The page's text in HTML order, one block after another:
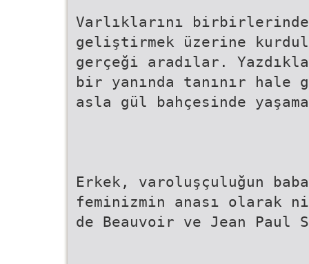
Varlıklarını
geliştirmek üzerine
gerçeği aradılar.
bir yanında tanınır hale
asla gül bahçesinde
Erkek, varoluşçuluğun
feminizmin anası olarak
de Beauvoir ve Jean Paul